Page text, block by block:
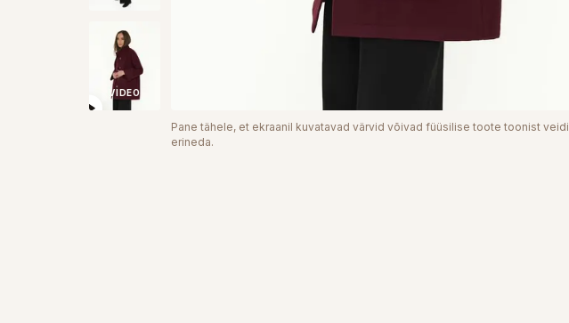
VIDEO
Pane tähele, et ekraanil kuvatavad värvid võivad füüsilise toote toonist veidi
erineda.